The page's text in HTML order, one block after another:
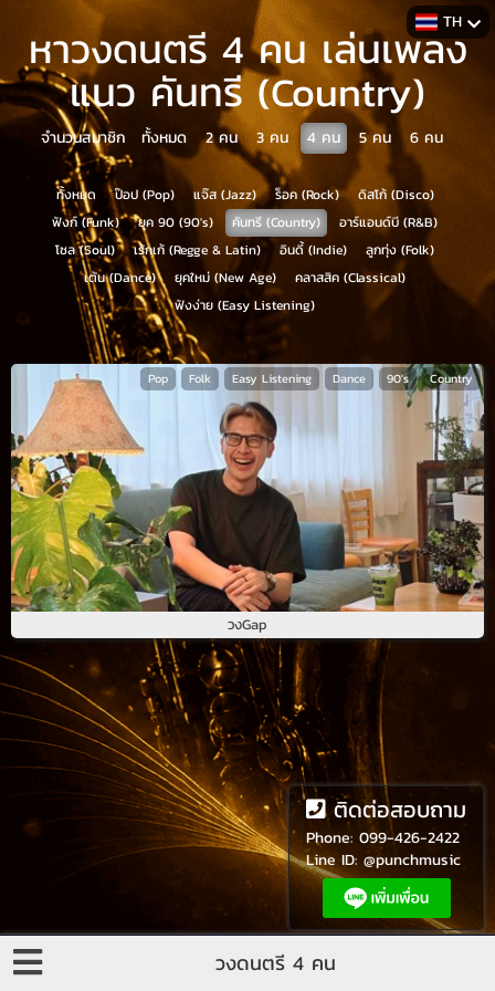
TH
หาวงดนตรี 4 คน เล่นเพลง
แนว คันทรี (Country)
จำนวนสมาชิก ทั้งหมด 2 คน 3 คน 4 คน 5 คน 6 คน
ทั้งหมด ป๊อป (Pop) แจ๊ส (Jazz) ร็อค (Rock)
ดิสโก้ (Disco)
ฟังก์ (Funk)
ยุค 90 (90's) คันทรี (Country)
อาร์แอนด์บี (R&B)
โซล (Soul)
เร้กเก้ (Regge & Latin) อินดี้ (Indie)
ลูกทุ่ง (Folk)
เต้น (Dance)
ยุคใหม่ (New Age)
คลาสสิค (Classical)
ฟังง่าย (Easy Listening)
Pop Folk Easy Listening Dance 90's Country
วงGap
ติดต่อสอบถาม
Phone: 099-426-2422
Line ID: @punchmusic
วงดนตรี 4 คน